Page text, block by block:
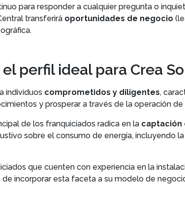
para responder a cualquier pregunta o
transferirá oportunidades de negocio
el perfil ideal para Crea
individuos comprometidos y diligentes,
y prosperar a través de la operación
de los franquiciados radica en la captación
sobre el consumo de energía, incluyendo
que cuenten con experiencia en la
de incorporar esta faceta a su modelo de